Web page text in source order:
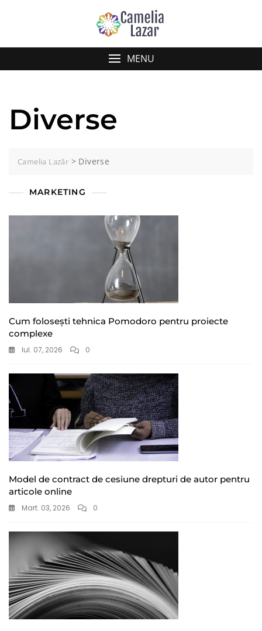
MENU
Diverse
Camelia Lazăr > Diverse
MARKETING
Cum folosești tehnica Pomodoro pentru proiecte
complexe
Iul. 07, 2026 0
Model de contract de cesiune drepturi de autor pentru
articole online
Mart. 03, 2026 0